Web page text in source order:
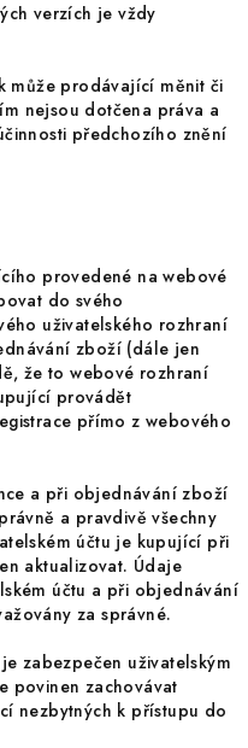
verzích je vždy
může prodávající měnit či
nejsou dotčena práva a
předchozího znění
provedené na webové
do svého
uživatelského rozhraní
zboží (dále jen
že to webové rozhraní
provádět
přímo z webového
a při objednávání zboží
a pravdivě všechny
účtu je kupující při
aktualizovat. Údaje
účtu a při objednávání
za správné.
zabezpečen uživatelským
povinen zachovávat
nezbytných k přístupu do